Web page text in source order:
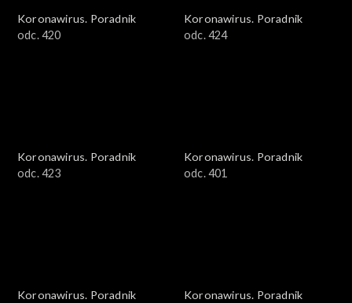
Koronawirus. Poradnik
odc. 420
Koronawirus. Poradnik
odc. 424
Koronawirus. Poradnik
odc. 423
Koronawirus. Poradnik
odc. 401
Koronawirus. Poradnik
Koronawirus. Poradnik